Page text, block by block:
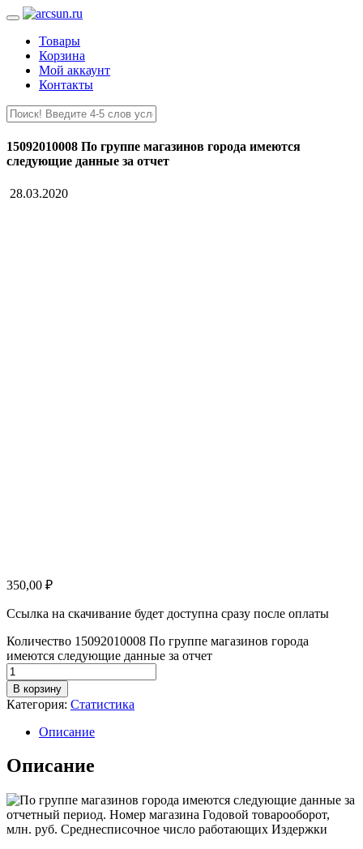
Товары
Корзина
Мой аккаунт
Контакты
15092010008 По группе магазинов города имеются
следующие данные за отчет
28.03.2020
350,00 ₽
Ссылка на скачивание будет доступна сразу после оплаты
Количество 15092010008 По группе магазинов города
имеются следующие данные за отчет
В корзину
Категория: Статистика
Описание
Описание